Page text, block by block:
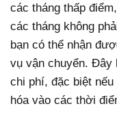
các tháng thấp
các tháng không
bạn có thể nhận
vụ vận chuyển. Đây
chi phí, đặc biệt
hóa vào các thời